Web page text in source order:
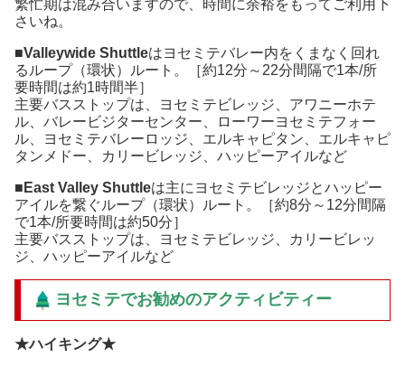
繁忙期は混み合いますので、時間に余裕をもってご利用下
さいね。
■Valleywide Shuttleはヨセミテバレー内をくまなく回れ
るループ（環状）ルート。［約12分～22分間隔で1本/所
要時間は約1時間半］
主要バスストップは、ヨセミテビレッジ、アワニーホテ
ル、バレービジターセンター、ローワーヨセミテフォー
ル、ヨセミテバレーロッジ、エルキャピタン、エルキャピ
タンメドー、カリービレッジ、ハッピーアイルなど
■ East Valley Shuttleは主にヨセミテビレッジとハッピー
アイルを繋ぐループ（環状）ルート。［約8分～12分間隔
で1本/所要時間は約50分］
主要バスストップは、ヨセミテビレッジ、カリービレッ
ジ、ハッピーアイルなど
ヨセミテでお勧めのアクティビティー
★ハイキング★